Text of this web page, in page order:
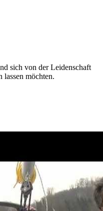
sich von der Leidenschaft
lassen möchten.